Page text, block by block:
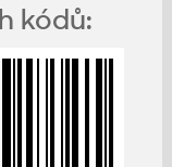
kódů: